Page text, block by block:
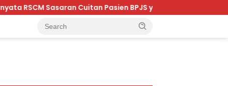
Cuitan Pasien BPJS yang Dihina Sejumlah Dokter